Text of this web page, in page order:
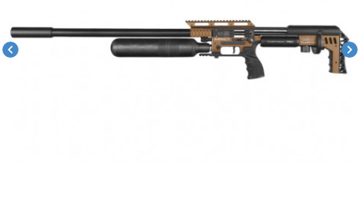
chevron_left chevron_right